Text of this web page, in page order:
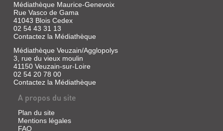
Médiathèque Maurice-Genevoix
Rue Vasco de Gama
41043 Blois Cedex
02 54 43 31 13
Contactez la Médiathèque
Médiathèque Veuzain/Agglopolys
3, rue du vieux moulin
41150 Veuzain-sur-Loire
02 54 20 78 00
Contactez la Médiathèque
A propos du site
Plan du site
Mentions légales
FAQ